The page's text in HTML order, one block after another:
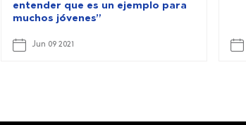
entender que es un ejemplo para
muchos jóvenes”
Jun 09 2021